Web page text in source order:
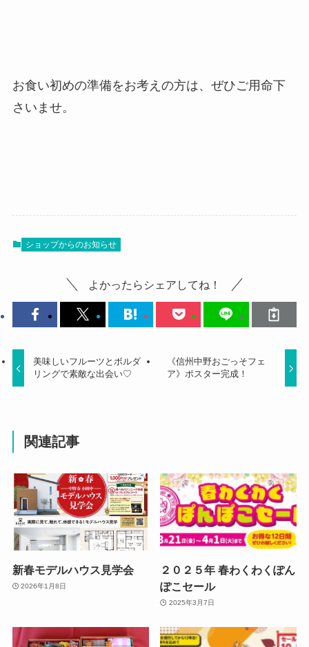
お食い初めの準備をお考えの方は、ぜひご用命下
さいませ。
ショップからのお知らせ
よかったらシェアしてね！
美味しいフルーツとボルダ
リングで素敵な出会い♡
《信州中野おごっそフェ
ア》ポスター完成！
関連記事
新春モデルハウス見学会
2026年1月8日
２０２５年 春わくわくぽん
ぽこセール
2025年3月7日